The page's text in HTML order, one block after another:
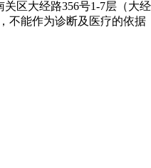
关区大经路356号1-7层（大
不能作为诊断及医疗的依据